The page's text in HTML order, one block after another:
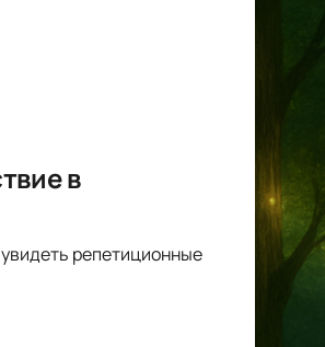
в
репетиционные